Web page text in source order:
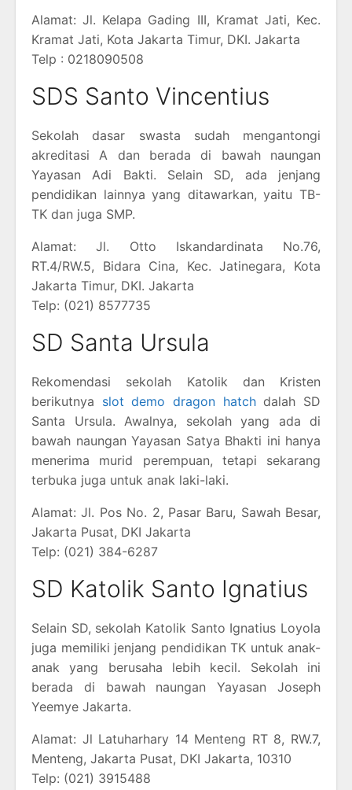
Alamat: Jl. Kelapa Gading III, Kramat Jati, Kec.
Kramat Jati, Kota Jakarta Timur, DKI. Jakarta
Telp : 0218090508
SDS Santo Vincentius
Sekolah dasar swasta sudah mengantongi
akreditasi A dan berada di bawah naungan
Yayasan Adi Bakti. Selain SD, ada jenjang
pendidikan lainnya yang ditawarkan, yaitu TB-
TK dan juga SMP.
Alamat: Jl. Otto Iskandardinata No.76,
RT.4/RW.5, Bidara Cina, Kec. Jatinegara, Kota
Jakarta Timur, DKI. Jakarta
Telp: (021) 8577735
SD Santa Ursula
Rekomendasi sekolah Katolik dan Kristen
berikutnya slot demo dragon hatchdalah SD
Santa Ursula. Awalnya, sekolah yang ada di
bawah naungan Yayasan Satya Bhakti ini hanya
menerima murid perempuan, tetapi sekarang
terbuka juga untuk anak laki-laki.
Alamat: Jl. Pos No. 2, Pasar Baru, Sawah Besar,
Jakarta Pusat, DKI Jakarta
Telp: (021) 384-6287
SD Katolik Santo Ignatius
Selain SD, sekolah Katolik Santo Ignatius Loyola
juga memiliki jenjang pendidikan TK untuk anak-
anak yang berusaha lebih kecil. Sekolah ini
berada di bawah naungan Yayasan Joseph
Yeemye Jakarta.
Alamat: Jl Latuharhary 14 Menteng RT 8, RW.7,
Menteng, Jakarta Pusat, DKI Jakarta, 10310
Telp: (021) 3915488